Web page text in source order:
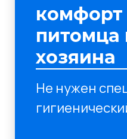
комфорт
питомца
хозяина
Не нужен